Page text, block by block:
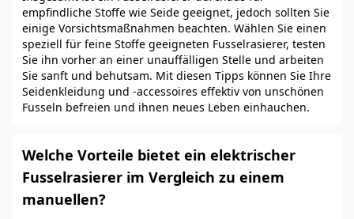
empfindliche Stoffe wie Seide geeignet, jedoch sollten Sie
einige Vorsichtsmaßnahmen beachten. Wählen Sie einen
speziell für feine Stoffe geeigneten Fusselrasierer, testen
Sie ihn vorher an einer unauffälligen Stelle und arbeiten
Sie sanft und behutsam. Mit diesen Tipps können Sie Ihre
Seidenkleidung und -accessoires effektiv von unschönen
Fusseln befreien und ihnen neues Leben einhauchen.
Welche Vorteile bietet ein elektrischer
Fusselrasierer im Vergleich zu einem
manuellen?